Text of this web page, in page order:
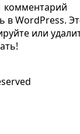
комментарий
в WordPress.
или